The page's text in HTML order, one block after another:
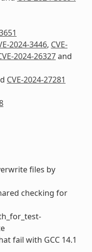
2024-3446, CVE-
2024-26327and
CVE-2024-27281
files by
checking for
fail with GCC 14.1